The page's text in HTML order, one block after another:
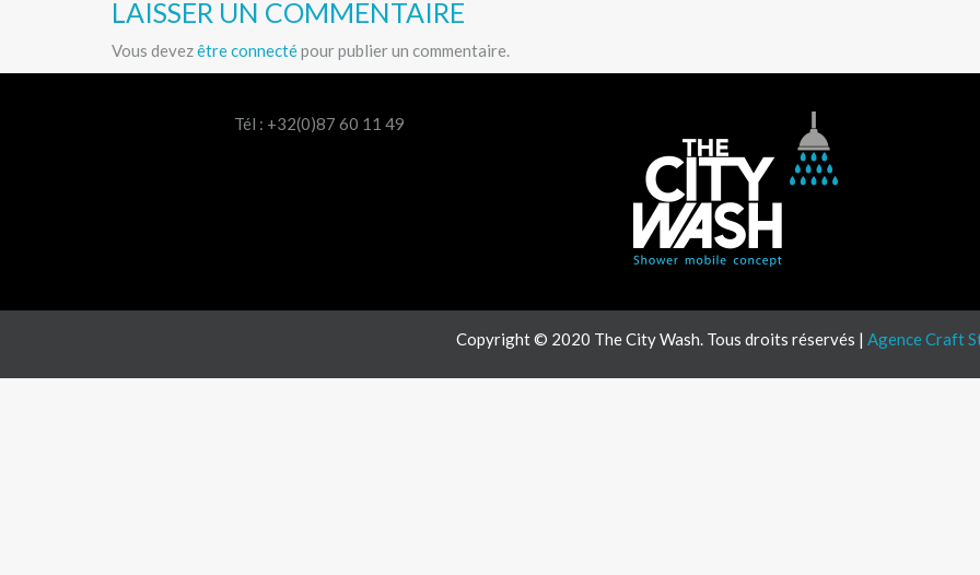
LAISSER UN COMMENTAIRE
Vous devezêtre connectépour publier un commentaire.
Tél : +32(0)87 60 11 49
Copyright © 2020 The City Wash. Tous droits réservés | Agence Craft